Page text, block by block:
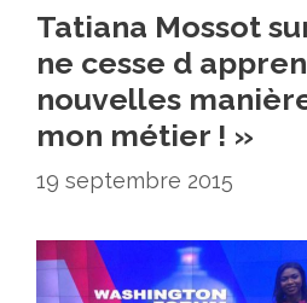
Tatiana Mossot
ne cesse d
nouvelles
mon métier ! »
19 septembre 2015